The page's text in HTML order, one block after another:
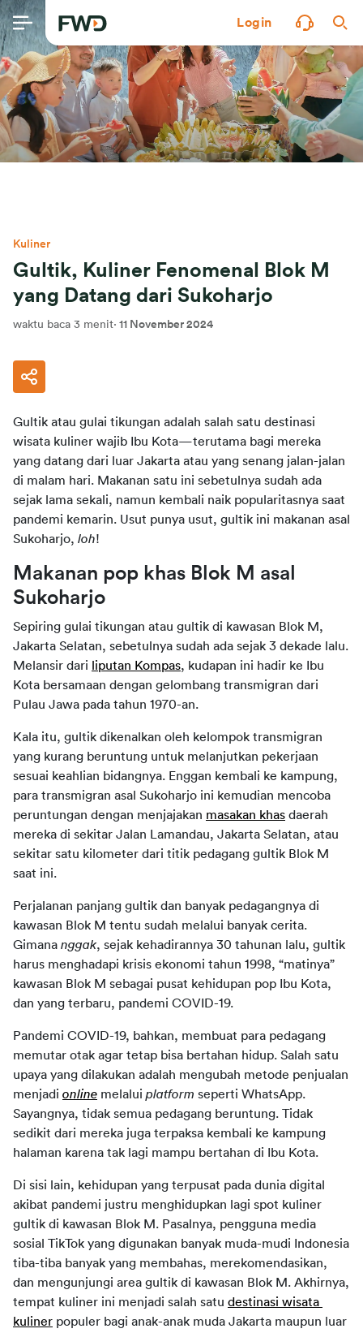
Login
Kuliner
Gultik, Kuliner Fenomenal Blok M
yang Datang dari Sukoharjo
waktu baca 3 menit· 11 November 2024
Gultik atau gulai tikungan adalah salah satu destinasi
wisata kuliner wajib Ibu Kota—terutama bagi mereka
yang datang dari luar Jakarta atau yang senang jalan-jalan
di malam hari. Makanan satu ini sebetulnya sudah ada
sejak lama sekali, namun kembali naik popularitasnya saat
pandemi kemarin. Usut punya usut, gultik ini makanan asal
Sukoharjo, loh!
Makanan pop khas Blok M asal
Sukoharjo
Sepiring gulai tikungan atau gultik di kawasan Blok M,
Jakarta Selatan, sebetulnya sudah ada sejak 3 dekade lalu.
Melansir dari
liputan Kompas, kudapan ini hadir ke Ibu
Kota bersamaan dengan gelombang transmigran dari
Pulau Jawa pada tahun 1970-an.
Kala itu, gultik dikenalkan oleh kelompok transmigran
yang kurang beruntung untuk melanjutkan pekerjaan
sesuai keahlian bidangnya. Enggan kembali ke kampung,
para transmigran asal Sukoharjo ini kemudian mencoba
peruntungan dengan menjajakan masakan khas daerah
mereka di sekitar Jalan Lamandau, Jakarta Selatan, atau
sekitar satu kilometer dari titik pedagang gultik Blok M
saat ini.
Perjalanan panjang gultik dan banyak pedagangnya di
kawasan Blok M tentu sudah melalui banyak cerita.
Gimana nggak, sejak kehadirannya 30 tahunan lalu, gultik
harus menghadapi krisis ekonomi tahun 1998, “matinya”
kawasan Blok M sebagai pusat kehidupan pop Ibu Kota,
dan yang terbaru, pandemi COVID-19.
Pandemi COVID-19, bahkan, membuat para pedagang
memutar otak agar tetap bisa bertahan hidup. Salah satu
upaya yang dilakukan adalah mengubah metode penjualan
menjadi online melalui platform seperti WhatsApp.
Sayangnya, tidak semua pedagang beruntung. Tidak
sedikit dari mereka juga terpaksa kembali ke kampung
halaman karena tak lagi mampu bertahan di Ibu Kota.
Di sisi lain, kehidupan yang terpusat pada dunia digital
akibat pandemi justru menghidupkan lagi spot kuliner
gultik di kawasan Blok M. Pasalnya, pengguna media
sosial TikTok yang digunakan banyak muda-mudi Indonesia
tiba-tiba banyak yang membahas, merekomendasikan,
dan mengunjungi area gultik di kawasan Blok M. Akhirnya,
tempat kuliner ini menjadi salah satu destinasi wisata
kuliner populer bagi anak-anak muda Jakarta maupun luar